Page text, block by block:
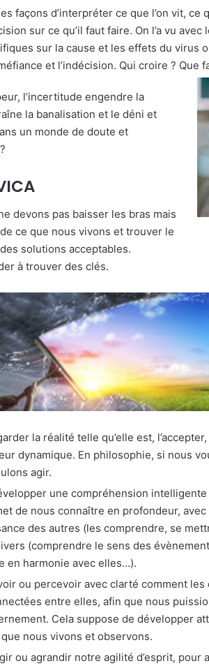
façons d’interpréter ce que l’on vit,
sur ce qu’il faut faire. On l’a vu avec
sur la cause et les effets du virus
et l’indécision. Qui croire ? Que
l’incertitude engendre la
la banalisation et le déni et
un monde de doute et
devons pas baisser les bras mais
ce que nous vivons et trouver le
solutions acceptables.
à trouver des clés.
la réalité telle qu’elle est,
dynamique. En philosophie, si nous
agir.
une compréhension
de nous connaître en profondeur,
des autres (les comprendre, se
(comprendre le sens des
en harmonie avec elles…).
ou percevoir avec clarté comment
entre elles, afin que nous
Cela suppose de développer
nous vivons et observons.
ou agrandir notre agilité d’esprit, pour